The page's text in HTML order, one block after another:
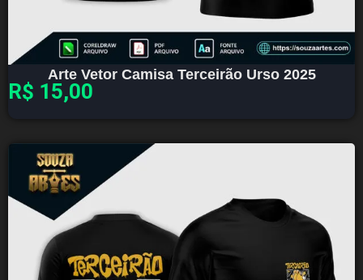
Arte Vetor Camisa Terceirão Urso 2025
R$ 15,00